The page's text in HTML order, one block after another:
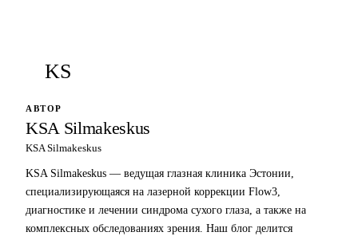
KS
АВТОР
KSA Silmakeskus
KSA Silmakeskus
KSA Silmakeskus — ведущая глазная клиника Эстонии,
специализирующаяся на лазерной коррекции Flow3,
диагностике и лечении синдрома сухого глаза, а также на
комплексных обследованиях зрения. Наш блог делится